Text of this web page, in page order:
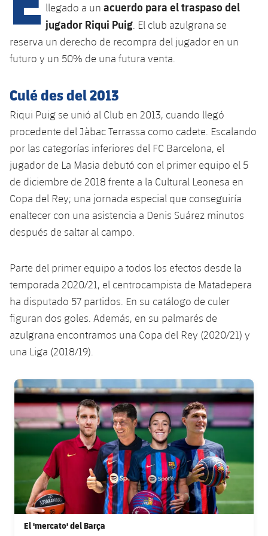
plusicon
más
Spotify Camp Nou
Palau Blaugrana
Estadi Johan Cruyff
Barça Cafe
Ciutat Esportiva
La Masia
plusicon
más
Servicios Médicos
Accesibilidad
Acreditaciones
Instalaciones
SUB13
SUB12
SUB11 B
SUB10 A
SUB10 B
SUB9 A
SUB9 B
SUB8 A
SUB8 B
SUB13 B
SUB12 C
Entradas
Gameday Shows
Resultados
Clasificación
Jugadores
Fotos
Historia
Base
Barça Atlètic
Junior
Cadete A
Cadete B
Infantil A
Infantil B
Mini
Campus Verano
PLUSICON
MÁS
Actualidad
Calendario
Entradas
Resultados
Clasificaciones
Fotos
Historia
Palmarés
Barça Atlètic
Actualidad
Calendario
Resultados
Clasificaciones
Fotos
Base
Actualidad
Juvenil
Cadete A
Infantil A
Infantil B
PLUSICON
MÁS
Primer equipo
plusicon
más
Actualidad
Calendario
Entradas
Resultados
Clasificaciones
Jugadors
Fotos
Palmarés
Historia
Barça Atlètic
plusicon
más
Actualidad
Calendario
Resultados
Jugadores
Clasificaciones
Base
plusicon
más
Actualidad
Cadete
Infantil
Alevín
Campus Verano
PLUSICON
MÁS
Primer equipo
Actualidad
Calendario
Entradas
Resultados
Clasificaciones
Barça Atlètic
plusicon
más
Actualidad
Calendario
Resultados
Jugadores
Base
plusicon
más
Actualidad
Barça C
Campus Verano
PLUSICON
MÁS
Información general
plusicon
más
llegado a un acuerdo para el traspaso del
jugador Riqui Puig . El club azulgrana se
reserva un derecho de recompra del jugador en un
futuro y un 50% de una futura venta.
Culé des del 2013
Riqui Puig se unió al Club en 2013, cuando llegó
procedente del Jàbac Terrassa como cadete. Escalando
por las categorías inferiores del FC Barcelona, el
jugador de La Masia debutó con el primer equipo el 5
de diciembre de 2018 frente a la Cultural Leonesa en
Copa del Rey; una jornada especial que conseguiría
enaltecer con una asistencia a Denis Suárez minutos
después de saltar al campo.
Parte del primer equipo a todos los efectos desde la
temporada 2020/21, el centrocampista de Matadepera
ha disputado 57 partidos. En su catálogo de culer
figuran dos goles. Además, en su palmarés de
azulgrana encontramos una Copa del Rey (2020/21) y
una Liga (2018/19).
FC Barcelona club badge
El 'mercato' del Barça